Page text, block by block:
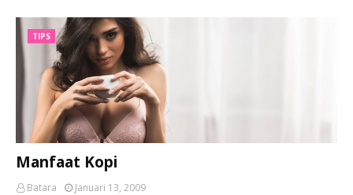
TIPS
Manfaat Kopi
Batara
Januari 13, 2009